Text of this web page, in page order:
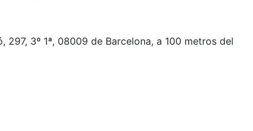
3º 1ª, 08009 de Barcelona, a 100 metros del